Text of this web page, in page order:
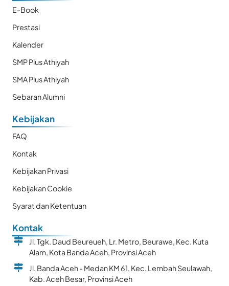
E-Book
Prestasi
Kalender
SMP Plus Athiyah
SMA Plus Athiyah
Sebaran Alumni
Kebijakan
FAQ
Kontak
Kebijakan Privasi
Kebijakan Cookie
Syarat dan Ketentuan
Kontak
Jl. Tgk. Daud Beureueh, Lr. Metro, Beurawe, Kec. Kuta
Alam, Kota Banda Aceh, Provinsi Aceh
Jl. Banda Aceh - Medan KM 61, Kec. Lembah Seulawah,
Kab. Aceh Besar, Provinsi Aceh